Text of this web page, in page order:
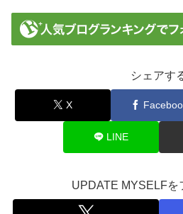
シェアす
X
LINE
UPDATE MYSELFを